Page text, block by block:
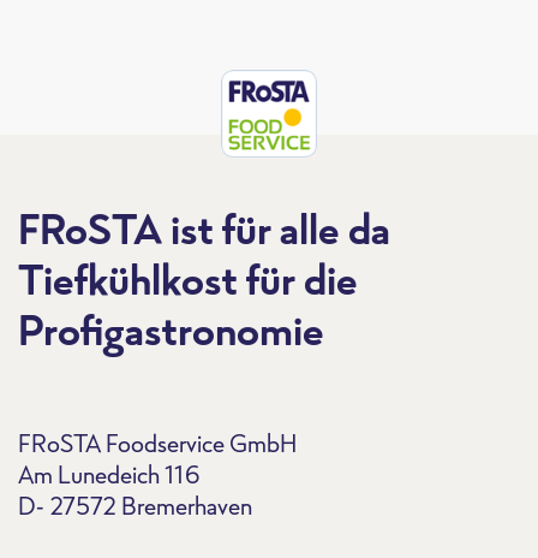
FRoSTA ist für alle da
Tiefkühlkost für die
Profigastronomie
FRoSTA Foodservice GmbH
Am Lunedeich 116
D- 27572 Bremerhaven